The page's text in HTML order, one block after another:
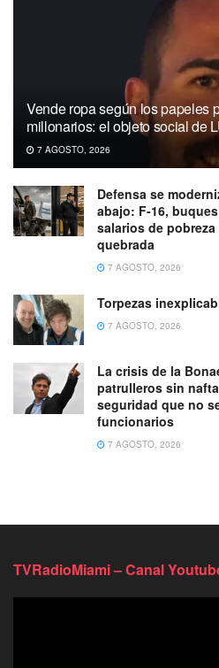
Vende ropa según los papeles
millonarios: el objeto social de
7 AGOSTO, 2026
Defensa se
abajo: F-16,
salarios de
quebrada
7 AGOSTO, 2026
Torpezas
7 AGOSTO, 2026
La crisis de la
patrulleros sin
seguridad que no
funcionarios
7 AGOSTO, 2026
TVRadioMiami – Canal